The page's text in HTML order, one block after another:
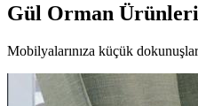
Gül Orman Ürünleri
Mobilyalarınıza küçük